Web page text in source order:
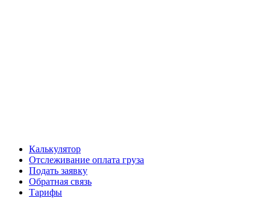
Калькулятор
Отслеживание оплата груза
Подать заявку
Обратная связь
Тарифы